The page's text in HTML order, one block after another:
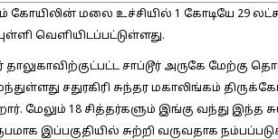
கோயிலின் மலை உச்சியில் 1 கோடியே 29
வெளியிடப்பட்டுள்ளது.
சாப்டூர் அருகே மேற்கு
சதுரகிரி சுந்தர மகாலிங்கம்
மேலும் 18 சித்தர்களும் இங்கு வந்து
இப்பகுதியில் சுற்றி வருவதாக